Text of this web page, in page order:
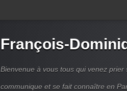
François-
Bienvenue à vous tous qui venez prier
communique et se fait connaître en